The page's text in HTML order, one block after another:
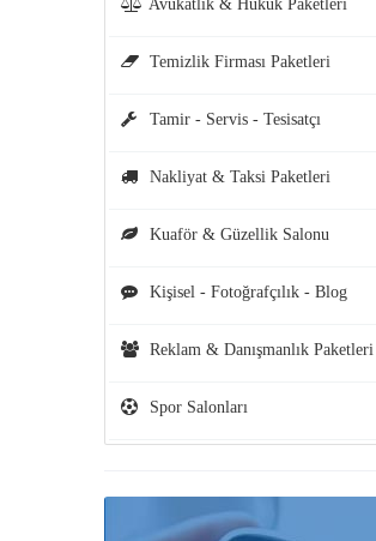
Avukatlık & Hukuk Paketleri
Temizlik Firması Paketleri
Tamir - Servis - Tesisatçı
Nakliyat & Taksi Paketleri
Kuaför & Güzellik Salonu
Kişisel - Fotoğrafçılık - Blog
Reklam & Danışmanlık Paketleri
Spor Salonları